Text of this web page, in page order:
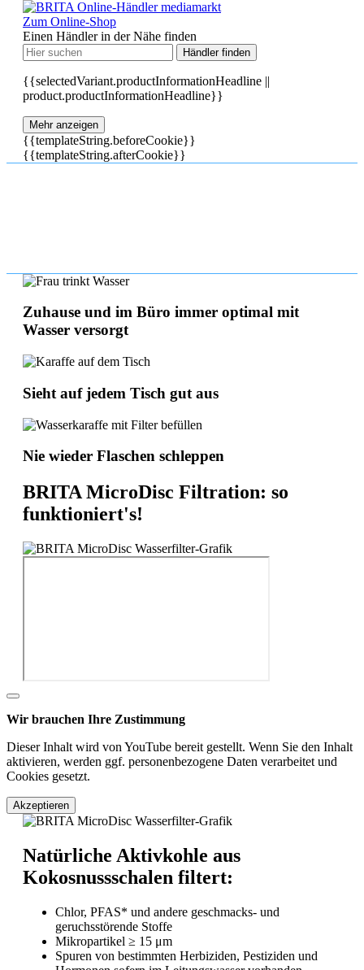
Zum Online-Shop
Einen Händler in der Nähe finden
Händler finden
{{selectedVariant.productInformationHeadline ||
product.productInformationHeadline}}
Mehr anzeigen
{{templateString.beforeCookie}}
{{templateString.afterCookie}}
Zuhause und im Büro immer optimal mit
Wasser versorgt
Sieht auf jedem Tisch gut aus
Nie wieder Flaschen schleppen
BRITA MicroDisc Filtration: so
funktioniert's!
Wir brauchen Ihre Zustimmung
Dieser Inhalt wird von YouTube bereit gestellt. Wenn Sie den Inhalt
aktivieren, werden ggf. personenbezogene Daten verarbeitet und
Cookies gesetzt.
Akzeptieren
Natürliche Aktivkohle aus
Kokosnussschalen filtert:
Chlor, PFAS* und andere geschmacks- und
geruchsstörende Stoffe
Mikropartikel ≥ 15 μm
Spuren von bestimmten Herbiziden, Pestiziden und